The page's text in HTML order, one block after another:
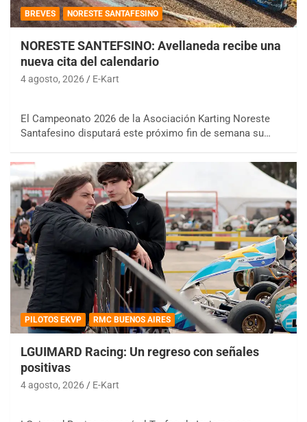
BREVES NORESTE SANTAFESINO
NORESTE SANTEFSINO: Avellaneda recibe una
nueva cita del calendario
4 agosto, 2026 E-Kart
El Campeonato 2026 de la Asociación Karting Noreste
Santafesino disputará este próximo fin de semana su…
PILOTOS EKVP RMC BUENOS AIRES
LGUIMARD Racing: Un regreso con señales
positivas
4 agosto, 2026 E-Kart